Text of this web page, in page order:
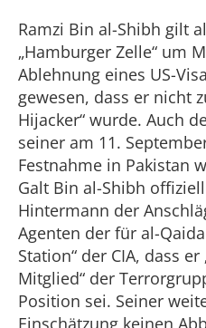
Ramzi Bin al-Shibh gilt
„Hamburger Zelle“ um
Ablehnung eines US-
gewesen, dass er nicht
Hijacker“ wurde. Auch
seiner am 11.
Festnahme in Pakistan
Galt Bin al-Shibh
Hintermann der
Agenten der für al-
Station“ der CIA, dass
Mitglied“ der
Position sei. Seiner
Einschätzung keinen